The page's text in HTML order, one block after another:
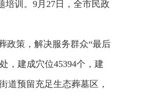
培训。9月27日，全市民政
政策，解决服务群众“最后
，建成穴位45394个，建
道预留充足生态葬墓区，